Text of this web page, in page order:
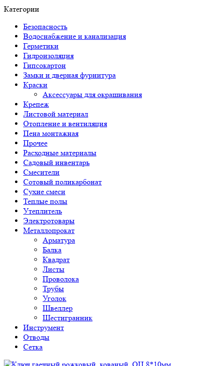
Категории
Безопасность
Водоснабжение и канализация
Герметики
Гидроизоляция
Гипсокартон
Замки и дверная фурнитура
Краски
Аксессуары для окрашивания
Крепеж
Листовой материал
Отопление и вентиляция
Пена монтажная
Прочее
Расходные материалы
Садовый инвентарь
Смесители
Сотовый поликарбонат
Сухие смеси
Теплые полы
Утеплитель
Электротовары
Металлопрокат
Арматура
Балка
Квадрат
Листы
Проволока
Трубы
Уголок
Швеллер
Шестигранник
Инструмент
Отводы
Сетка